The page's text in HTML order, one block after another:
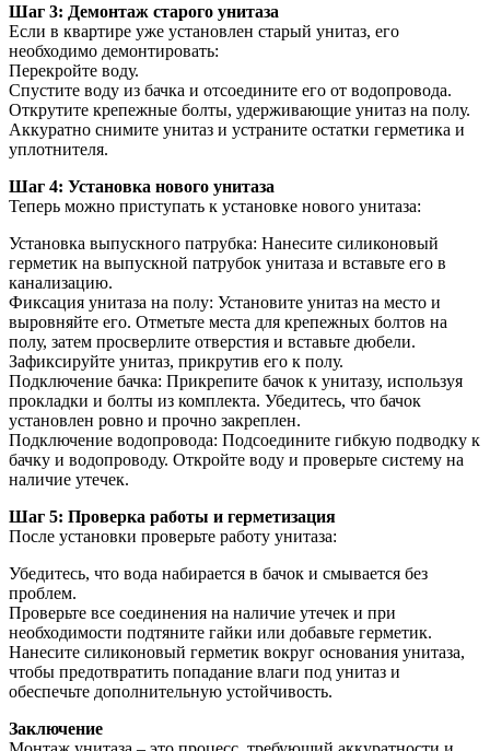
Шаг 3: Демонтаж старого унитаза
Если в квартире уже установлен старый унитаз, его
необходимо демонтировать:
Перекройте воду.
Спустите воду из бачка и отсоедините его от водопровода.
Открутите крепежные болты, удерживающие унитаз на полу.
Аккуратно снимите унитаз и устраните остатки герметика и
уплотнителя.
Шаг 4: Установка нового унитаза
Теперь можно приступать к установке нового унитаза:
Установка выпускного патрубка: Нанесите силиконовый
герметик на выпускной патрубок унитаза и вставьте его в
канализацию.
Фиксация унитаза на полу: Установите унитаз на место и
выровняйте его. Отметьте места для крепежных болтов на
полу, затем просверлите отверстия и вставьте дюбели.
Зафиксируйте унитаз, прикрутив его к полу.
Подключение бачка: Прикрепите бачок к унитазу, используя
прокладки и болты из комплекта. Убедитесь, что бачок
установлен ровно и прочно закреплен.
Подключение водопровода: Подсоедините гибкую подводку к
бачку и водопроводу. Откройте воду и проверьте систему на
наличие утечек.
Шаг 5: Проверка работы и герметизация
После установки проверьте работу унитаза:
Убедитесь, что вода набирается в бачок и смывается без
проблем.
Проверьте все соединения на наличие утечек и при
необходимости подтяните гайки или добавьте герметик.
Нанесите силиконовый герметик вокруг основания унитаза,
чтобы предотвратить попадание влаги под унитаз и
обеспечьте дополнительную устойчивость.
Заключение